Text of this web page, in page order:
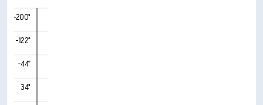
-200°
-122°
-44°
34°